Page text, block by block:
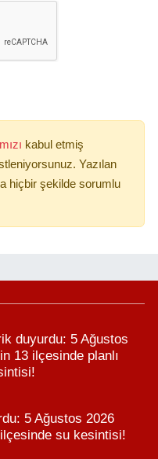
kabul etmiş
Yazılan
hiçbir şekilde sorumlu
duyurdu: 5 Ağustos
13 ilçesinde planlı
5 Ağustos 2026
su kesintisi!